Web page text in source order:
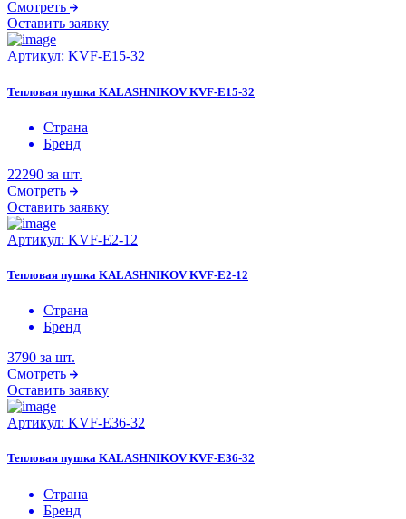
Смотреть
Оставить заявку
Артикул: KVF-E15-32
Тепловая пушка KALASHNIKOV KVF-E15-32
Страна
Бренд
22290 за шт.
Смотреть
Оставить заявку
Артикул: KVF-E2-12
Тепловая пушка KALASHNIKOV KVF-E2-12
Страна
Бренд
3790 за шт.
Смотреть
Оставить заявку
Артикул: KVF-E36-32
Тепловая пушка KALASHNIKOV KVF-E36-32
Страна
Бренд